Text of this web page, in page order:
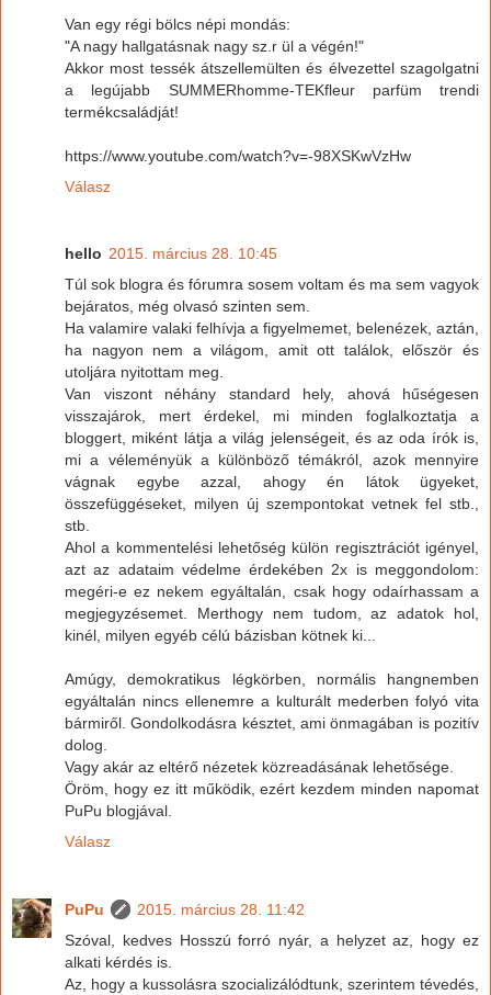
Van egy régi bölcs népi mondás:
"A nagy hallgatásnak nagy sz.r ül a végén!"
Akkor most tessék átszellemülten és élvezettel szagolgatni
a legújabb SUMMERhomme-TEKfleur parfüm trendi
termékcsaládját!
https://www.youtube.com/watch?v=-98XSKwVzHw
Válasz
hello 2015. március 28. 10:45
Túl sok blogra és fórumra sosem voltam és ma sem vagyok
bejáratos, még olvasó szinten sem.
Ha valamire valaki felhívja a figyelmemet, belenézek, aztán,
ha nagyon nem a világom, amit ott találok, először és
utoljára nyitottam meg.
Van viszont néhány standard hely, ahová hűségesen
visszajárok, mert érdekel, mi minden foglalkoztatja a
bloggert, miként látja a világ jelenségeit, és az oda írók is,
mi a véleményük a különböző témákról, azok mennyire
vágnak egybe azzal, ahogy én látok ügyeket,
összefüggéseket, milyen új szempontokat vetnek fel stb.,
stb.
Ahol a kommentelési lehetőség külön regisztrációt igényel,
azt az adataim védelme érdekében 2x is meggondolom:
megéri-e ez nekem egyáltalán, csak hogy odaírhassam a
megjegyzésemet. Merthogy nem tudom, az adatok hol,
kinél, milyen egyéb célú bázisban kötnek ki...
Amúgy, demokratikus légkörben, normális hangnemben
egyáltalán nincs ellenemre a kulturált mederben folyó vita
bármiről. Gondolkodásra késztet, ami önmagában is pozitív
dolog.
Vagy akár az eltérő nézetek közreadásának lehetősége.
Öröm, hogy ez itt működik, ezért kezdem minden napomat
PuPu blogjával.
Válasz
PuPu
2015. március 28. 11:42
Szóval, kedves Hosszú forró nyár, a helyzet az, hogy ez
alkati kérdés is.
Az, hogy a kussolásra szocializálódtunk, szerintem tévedés,